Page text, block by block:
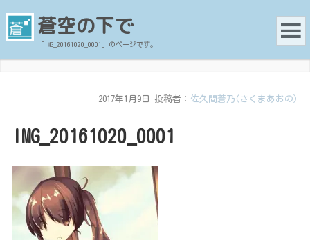
蒼空の下で
「IMG_20161020_0001」のページです。
2017年1月9日 投稿者：佐久間蒼乃(さくまあおの)
IMG_20161020_0001